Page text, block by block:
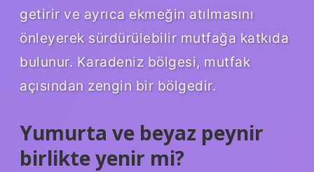
getirir ve ayrıca ekmeğin atılmasını
önleyerek sürdürülebilir mutfağa katkıda
bulunur. Karadeniz bölgesi, mutfak
açısından zengin bir bölgedir.
Yumurta ve beyaz peynir
birlikte yenir mi?